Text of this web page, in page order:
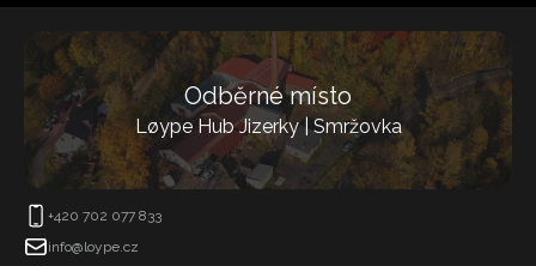
Odběrné místo
Løype Hub Jizerky | Smržovka
+420 702 077 833
info@loype.cz